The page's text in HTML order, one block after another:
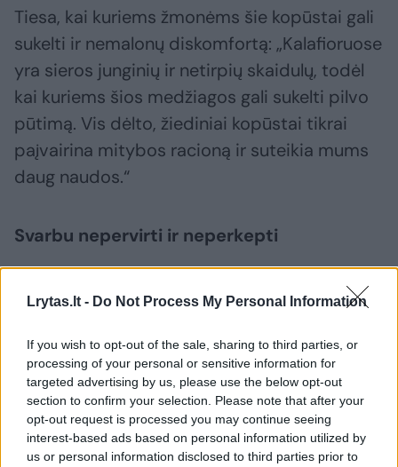
Lrytas.lt - Do Not Process My Personal Information
If you wish to opt-out of the sale, sharing to third parties, or
processing of your personal or sensitive information for
targeted advertising by us, please use the below opt-out
section to confirm your selection. Please note that after your
opt-out request is processed you may continue seeing
interest-based ads based on personal information utilized by
us or personal information disclosed to third parties prior to
Tiesa, kai kuriems žmonėms šie kopūstai gali
sukelti ir nemalonų diskomfortą: „Kalafioruose
yra sieros junginių ir netirpių skaidulų, todėl
kai kuriems šios medžiagos gali sukelti pilvo
pūtimą. Vis dėlto, žiediniai kopūstai tikrai
paįvairina mitybos racioną ir suteikia mums
daug naudos.“
Svarbu nepervirti ir neperkepti
Prekybos centruose žiedinių kopūstų galima
produktų skyriuose. Tačiau tiek pasirinkus
šviežias, tiek šaldytas daržoves svarbu jas
tinkamai paruošti, kad nesugadintume nei jų
skonio, nei maistinės vertės. Prekybos tinklo
komercijos operacijų vadovė Olga